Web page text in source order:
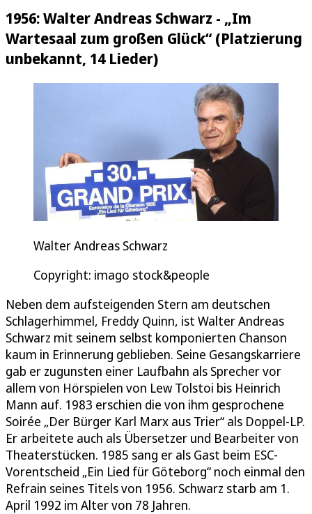
1956: Walter Andreas Schwarz - „Im
Wartesaal zum großen Glück“ (Platzierung
unbekannt, 14 Lieder)
Walter Andreas Schwarz
Copyright: imago stock&people
Neben dem aufsteigenden Stern am deutschen
Schlagerhimmel, Freddy Quinn, ist Walter Andreas
Schwarz mit seinem selbst komponierten Chanson
kaum in Erinnerung geblieben. Seine Gesangskarriere
gab er zugunsten einer Laufbahn als Sprecher vor
allem von Hörspielen von Lew Tolstoi bis Heinrich
Mann auf. 1983 erschien die von ihm gesprochene
Soirée „Der Bürger Karl Marx aus Trier“ als Doppel-LP.
Er arbeitete auch als Übersetzer und Bearbeiter von
Theaterstücken. 1985 sang er als Gast beim ESC-
Vorentscheid „Ein Lied für Göteborg“ noch einmal den
Refrain seines Titels von 1956. Schwarz starb am 1.
April 1992 im Alter von 78 Jahren.